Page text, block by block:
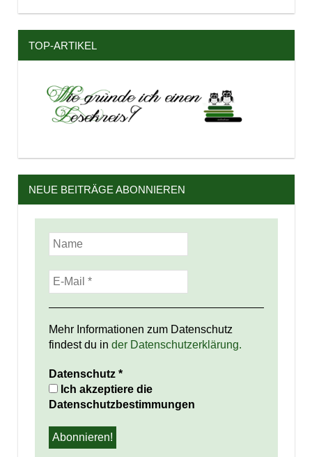
TOP-ARTIKEL
NEUE BEITRÄGE ABONNIEREN
Mehr Informationen zum Datenschutz
findest du in der Datenschutzerklärung.
Datenschutz *
Ich akzeptiere die
Datenschutzbestimmungen